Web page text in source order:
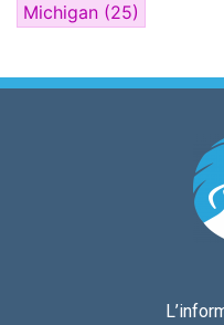
Michigan (25)